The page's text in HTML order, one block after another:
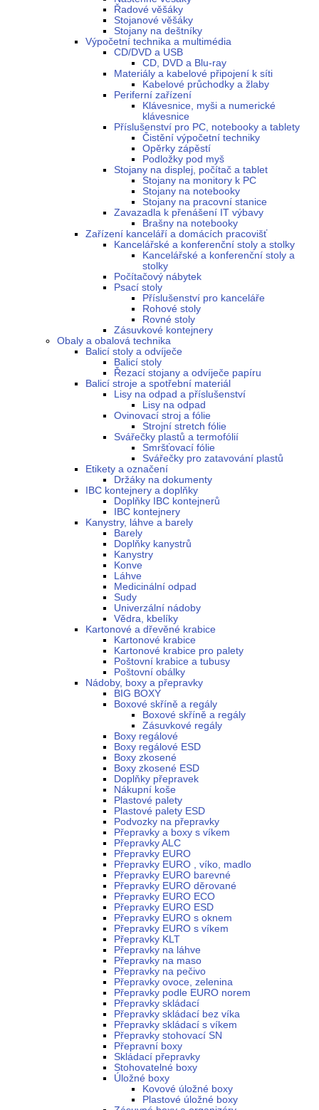
Řadové věšáky
Stojanové věšáky
Stojany na deštníky
Výpočetní technika a multimédia
CD/DVD a USB
CD, DVD a Blu-ray
Materiály a kabelové připojení k síti
Kabelové průchodky a žlaby
Periferní zařízení
Klávesnice, myši a numerické
klávesnice
Příslušenství pro PC, notebooky a tablety
Čistění výpočetní techniky
Opěrky zápěstí
Podložky pod myš
Stojany na displej, počítač a tablet
Stojany na monitory k PC
Stojany na notebooky
Stojany na pracovní stanice
Zavazadla k přenášení IT výbavy
Brašny na notebooky
Zařízení kanceláří a domácích pracovišť
Kancelářské a konferenční stoly a stolky
Kancelářské a konferenční stoly a
stolky
Počítačový nábytek
Psací stoly
Příslušenství pro kanceláře
Rohové stoly
Rovné stoly
Zásuvkové kontejnery
Obaly a obalová technika
Balicí stoly a odvíječe
Balicí stoly
Řezací stojany a odvíječe papíru
Balicí stroje a spotřební materiál
Lisy na odpad a příslušenství
Lisy na odpad
Ovinovací stroj a fólie
Strojní stretch fólie
Svářečky plastů a termofólií
Smršťovací fólie
Svářečky pro zatavování plastů
Etikety a označení
Držáky na dokumenty
IBC kontejnery a doplňky
Doplňky IBC kontejnerů
IBC kontejnery
Kanystry, láhve a barely
Barely
Doplňky kanystrů
Kanystry
Konve
Láhve
Medicinální odpad
Sudy
Univerzální nádoby
Vědra, kbelíky
Kartonové a dřevěné krabice
Kartonové krabice
Kartonové krabice pro palety
Poštovní krabice a tubusy
Poštovní obálky
Nádoby, boxy a přepravky
BIG BOXY
Boxové skříně a regály
Boxové skříně a regály
Zásuvkové regály
Boxy regálové
Boxy regálové ESD
Boxy zkosené
Boxy zkosené ESD
Doplňky přepravek
Nákupní koše
Plastové palety
Plastové palety ESD
Podvozky na přepravky
Přepravky a boxy s víkem
Přepravky ALC
Přepravky EURO
Přepravky EURO , víko, madlo
Přepravky EURO barevné
Přepravky EURO děrované
Přepravky EURO ECO
Přepravky EURO ESD
Přepravky EURO s oknem
Přepravky EURO s víkem
Přepravky KLT
Přepravky na láhve
Přepravky na maso
Přepravky na pečivo
Přepravky ovoce, zelenina
Přepravky podle EURO norem
Přepravky skládací
Přepravky skládací bez víka
Přepravky skládací s víkem
Přepravky stohovací SN
Přepravní boxy
Skládací přepravky
Stohovatelné boxy
Úložné boxy
Kovové úložné boxy
Plastové úložné boxy